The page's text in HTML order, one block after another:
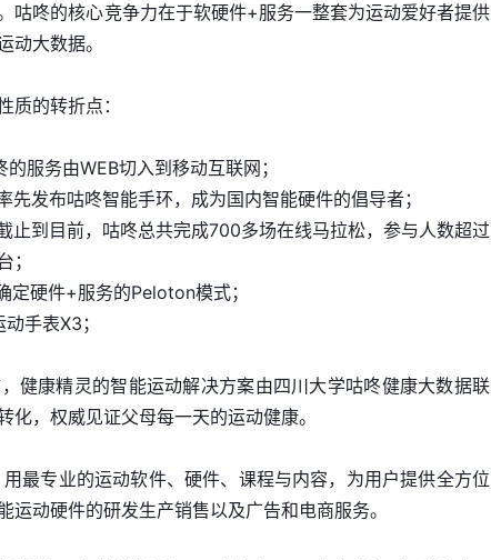
咕咚的核心竞争力在于软硬件+服务一整套为运动爱好者提供
动大数据。
质的转折点：
服务由WEB切入到移动互联网；
发布咕咚智能手环，成为国内智能硬件的倡导者；
止到目前，咕咚总共完成700多场在线马拉松，参与人数超过
；
定硬件+服务的Peloton模式；
手表X3；
健康精灵的智能运动解决方案由四川大学咕咚健康大数据联
，权威见证父母每一天的运动健康。
最专业的运动软件、硬件、课程与内容，为用户提供全方位
动硬件的研发生产销售以及广告和电商服务。